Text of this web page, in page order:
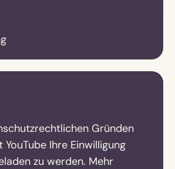
Gründen
Ihre Einwilligung
zu werden. Mehr